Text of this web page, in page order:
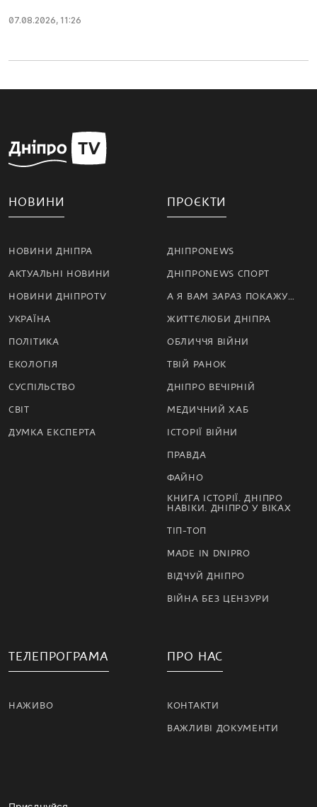
07.08.2026, 11:26
НОВИНИ
НОВИНИ ДНІПРА
АКТУАЛЬНІ НОВИНИ
НОВИНИ ДНІПРОTV
УКРАЇНА
ПОЛІТИКА
ЕКОЛОГІЯ
СУСПІЛЬСТВО
СВІТ
ДУМКА ЕКСПЕРТА
ПРОЄКТИ
ДНІПРОNEWS
ДНІПРОNEWS СПОРТ
А Я ВАМ ЗАРАЗ ПОКАЖУ…
ЖИТТЄЛЮБИ ДНІПРА
ОБЛИЧЧЯ ВІЙНИ
ТВІЙ РАНОК
ДНІПРО ВЕЧІРНІЙ
МЕДИЧНИЙ ХАБ
ІСТОРІЇ ВІЙНИ
ПРАВДА
ФАЙНО
КНИГА ІСТОРІЇ. ДНІПРО
НАВІКИ. ДНІПРО У ВІКАХ
ТІП-ТОП
MADE IN DNIPRO
ВІДЧУЙ ДНІПРО
ВІЙНА БЕЗ ЦЕНЗУРИ
ТЕЛЕПРОГРАМА
НАЖИВО
ПРО НАС
КОНТАКТИ
ВАЖЛИВІ ДОКУМЕНТИ